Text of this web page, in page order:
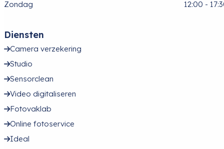
Zondag
12:00 -
Diensten
Camera verzekering
Studio
Sensorclean
Video digitaliseren
Fotovaklab
Online fotoservice
Ideal